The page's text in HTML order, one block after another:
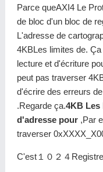
Parce queAXI4 Le
de bloc d'un bloc de
L'adresse de
4KBLes limites de.
lecture et d'écriture
peut pas traverser
d'écrire des erreurs
.Regarde ça.4KB Les
d'adresse pour ,Par
traverser
C'est１０２４